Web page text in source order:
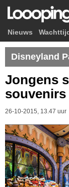
Nieuws
Disneyland
Jongens
26-10-2015, 13.47 uur